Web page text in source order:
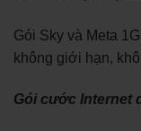
Gói Sky và Meta
không giới hạn,
Gói cước Internet